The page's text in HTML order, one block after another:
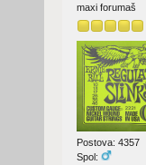
maxi forumaš
Postova: 4357
Spol: